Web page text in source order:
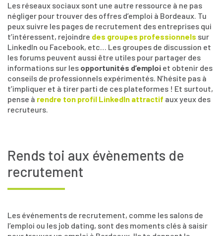
Les réseaux sociaux sont une autre ressource à ne pas
négliger pour trouver des offres d’emploi à Bordeaux. Tu
peux suivre les pages de recrutement des entreprises qui
t’intéressent, rejoindre des groupes professionnels sur
LinkedIn ou Facebook, etc… Les groupes de discussion et
les forums peuvent aussi être utiles pour partager des
informations sur les opportunités d’emploi et obtenir des
conseils de professionnels expérimentés. N’hésite pas à
t’impliquer et à tirer parti de ces plateformes ! Et surtout,
pense à rendre ton profil LinkedIn attractif aux yeux des
recruteurs.
Rends toi aux évènements de
recrutement
Les événements de recrutement, comme les salons de
l’emploi ou les job dating, sont des moments clés à saisir